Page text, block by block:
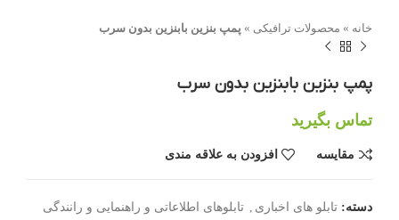
خانه » محصولات ترافیکی » پمپ بنزین بابنزین بدون سرب
پمپ بنزین بابنزین بدون سرب
تماس بگیرید
مقایسه افزودن به علاقه مندی
دسته: تابلو های اخباری , تابلوهای اطلاعاتی و راهنمایی و رانندگی